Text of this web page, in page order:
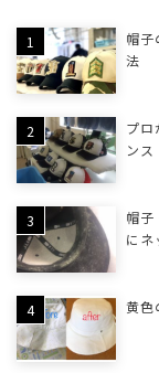
帽子
法
プロ
ンス
帽子
に
黄色